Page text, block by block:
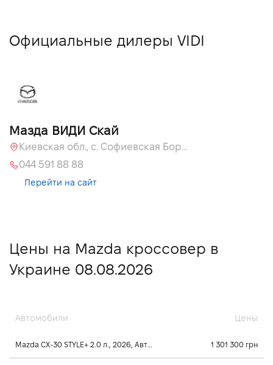
Официальные дилеры VIDI
Мазда ВИДИ Скай
Киевская обл., с. Софиевская Борщаговка, ул. Большая Кольцевая, 60 А
044 591 88 88
Перейти на сайт
Цены на Mazda кроссовер в
Украине 08.08.2026
Автомобили Цены
Mazda CX-30 STYLE+ 2.0 л., 2026, Автомат 1 301 300 грн